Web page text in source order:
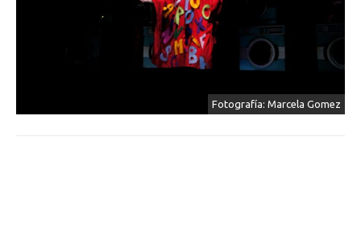
Fotografía: Marcela Gomez